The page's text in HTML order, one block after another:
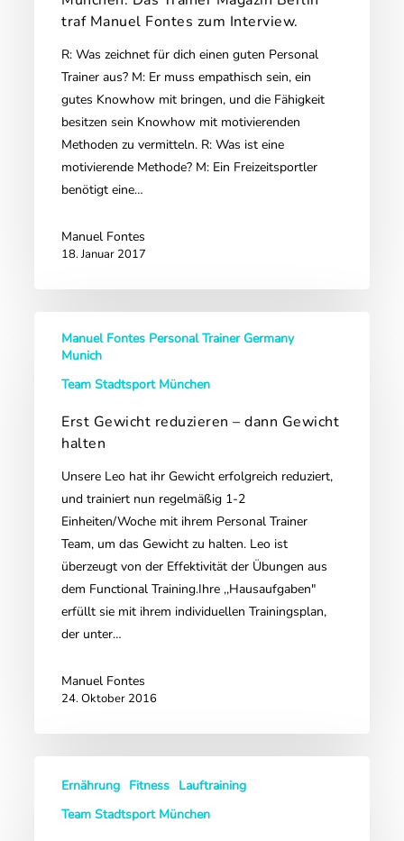
München.
Trainer
Magazin
Berlin
Manuel
Fontes
traf Manuel Fontes zum Interview.
R: Was zeichnet für dich einen guten Personal
Trainer aus? M: Er muss empathisch sein, ein
gutes Knowhow mit bringen, und die Fähigkeit
besitzen sein Knowhow mit motivierenden
Methoden zu vermitteln. R: Was ist eine
motivierende Methode? M: Ein Freizeitsportler
benötigt eine…
Manuel Fontes
18. Januar 2017
Gewicht
Gewicht
Manuel Fontes Personal Trainer Germany
Munich
Team Stadtsport München
Erst Gewicht reduzieren – dann Gewicht
halten
Unsere Leo hat ihr Gewicht erfolgreich reduziert,
und trainiert nun regelmäßig 1-2
Einheiten/Woche mit ihrem Personal Trainer
Team, um das Gewicht zu halten. Leo ist
überzeugt von der Effektivität der Übungen aus
dem Functional Training.Ihre ,,Hausaufgaben"
erfüllt sie mit ihrem individuellen Trainingsplan,
der unter…
Manuel Fontes
24. Oktober 2016
unserer
Ernährung Fitness Lauftraining
Team Stadtsport München